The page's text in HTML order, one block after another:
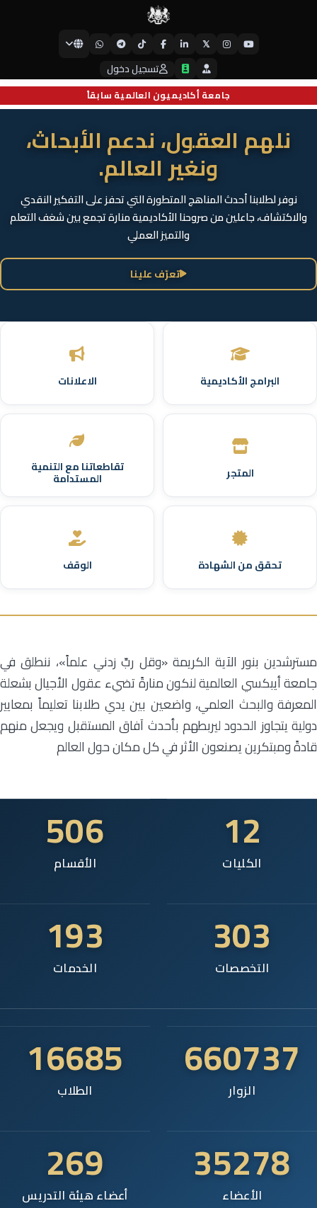
جامعة أكاديميون العالمية سابقاً
𝕏
تسجيل دخول
جامعة أيبكسي العالمية
نلهم العقول، ندعم الأبحاث،
ونغير العالم.
نوفر لطلابنا أحدث المناهج المتطورة التي تحفز على التفكير النقدي
والاكتشاف، جاعلين من صروحنا الأكاديمية منارة تجمع بين شغف التعلم
والتميز العملي
تعرّف علينا
البرامج الأكاديمية الاعلانات
المتجر تقاطعاتنا مع التنمية
المستدامة
تحقق من الشهادة الوقف
مسترشدين بنور الآية الكريمة «وقل ربِّ زدني علماً»، ننطلق في
جامعة أيبكسي العالمية لنكون منارةً تضيء عقول الأجيال بشعلة
المعرفة والبحث العلمي، واضعين بين يدي طلابنا تعليماً بمعايير
دولية يتجاوز الحدود ليربطهم بأحدث آفاق المستقبل ويجعل منهم
قادةً ومبتكرين يصنعون الأثر في كل مكان حول العالم
12
الكليات
506
الأقسام
303
التخصصات
193
الخدمات
660737
الزوار
16685
الطلاب
35278
الأعضاء
269
أعضاء هيئة التدريس